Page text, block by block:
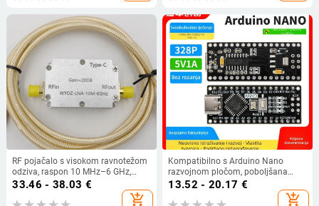
RF pojačalo s visokom ravnotežom
odziva, raspon 10 MHz–6 GHz,
dobitak 10/20/30/40 dB, za
33.46 - 38.03 €
add_shopping_cart
Kompatibilno s Arduino Nano
razvojnom pločom, poboljšana
verzija ATmega328P
početničko programiranje
13.52 - 20.17 €
add_shopping_cart